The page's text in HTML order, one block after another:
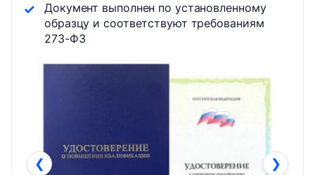
Документ выполнен по установленному
образцу и соответствуют требованиям
273-ФЗ
❮ ❯